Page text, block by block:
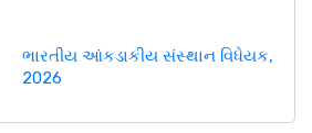
ભારતીય આંકડાકીય સંસ્થાન વિધેયક,
2026